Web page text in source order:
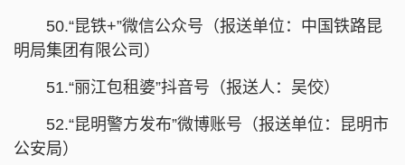
50.“昆铁+”微信公众号（报送单位：中国铁路昆
明局集团有限公司）
51.“丽江包租婆”抖音号（报送人：吴佼）
52.“昆明警方发布”微博账号（报送单位：昆明市
公安局）